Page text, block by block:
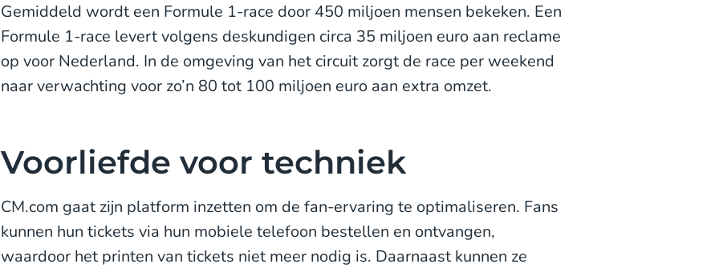
Gemiddeld wordt een Formule 1-race door 450 miljoen mensen bekeken. Een
Formule 1-race levert volgens deskundigen circa 35 miljoen euro aan reclame
op voor Nederland. In de omgeving van het circuit zorgt de race per weekend
naar verwachting voor zo’n 80 tot 100 miljoen euro aan extra omzet.
Voorliefde voor techniek
CM.com gaat zijn platform inzetten om de fan-ervaring te optimaliseren. Fans
kunnen hun tickets via hun mobiele telefoon bestellen en ontvangen,
waardoor het printen van tickets niet meer nodig is. Daarnaast kunnen ze